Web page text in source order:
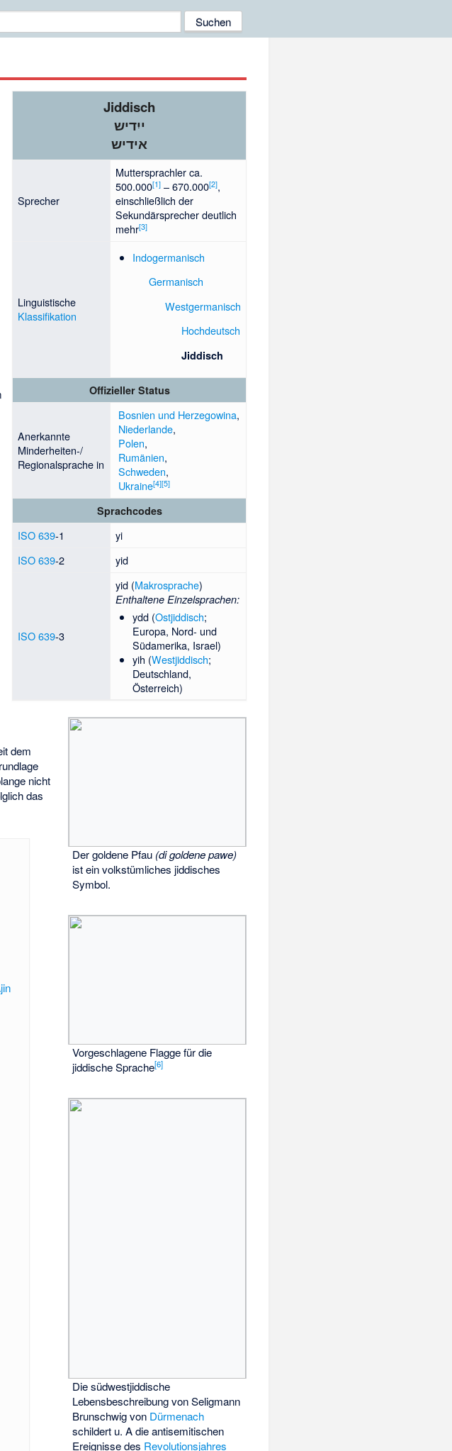
Jiddisch
ייִדיש
אידיש
Sprecher
Muttersprachler ca.
500.000[1] – 670.000[2],
einschließlich der
Sekundärsprecher deutlich
mehr[3]
Linguistische
Klassifikation
Indogermanisch
Germanisch
Westgermanisch
Hochdeutsch
Jiddisch
Offizieller Status
Anerkannte
Minderheiten-/
Regionalsprache in
Bosnien und Herzegowina,
Niederlande,
Polen,
Rumänien,
Schweden,
Ukraine[4][5]
Sprachcodes
ISO 639-1
yi
ISO 639-2 yid
ISO 639-3
yid (Makrosprache)
Enthaltene Einzelsprachen:
ydd (Ostjiddisch;
Europa, Nord- und
Südamerika, Israel)
yih (Westjiddisch;
Deutschland,
Österreich)
Der goldene Pfau (di goldene pawe)
ist ein volkstümliches jiddisches
Symbol.
Vorgeschlagene Flagge für die
jiddische Sprache[6]
Die südwestjiddische
Lebensbeschreibung von Seligmann
Brunschwig von Dürmenach
schildert u. A die antisemitischen
Ereignisse des Revolutionsjahres
dem
nicht
das